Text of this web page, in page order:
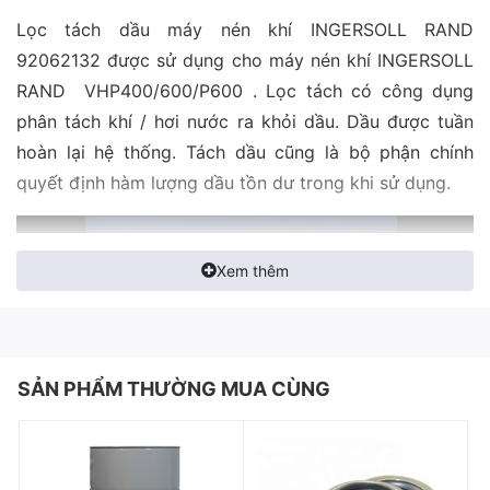
Lọc tách dầu máy nén khí INGERSOLL RAND
92062132 được sử dụng cho máy nén khí INGERSOLL
RAND VHP400/600/P600 . Lọc tách có công dụng
phân tách khí / hơi nước ra khỏi dầu. Dầu được tuần
hoàn lại hệ thống. Tách dầu cũng là bộ phận chính
quyết định hàm lượng dầu tồn dư trong khi sử dụng.
Xem thêm
SẢN PHẨM THƯỜNG MUA CÙNG